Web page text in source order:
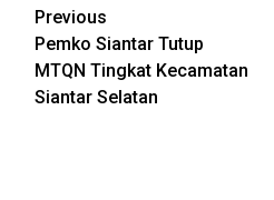
Post
navigation
Previous
Pemko Siantar Tutup
MTQN Tingkat Kecamatan
Siantar Selatan